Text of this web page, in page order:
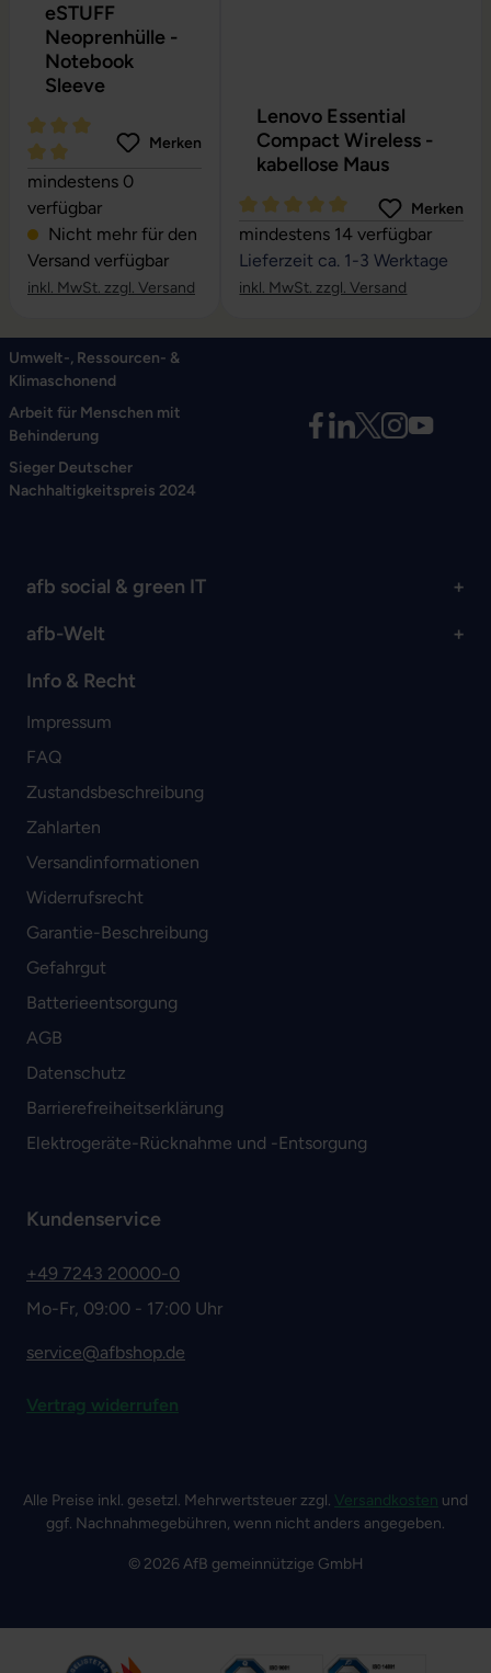
eSTUFF
Neoprenhülle -
Notebook
Sleeve
Durchschnittliche Bewertung von 5 von 5 Sternen
Merken
mindestens 0
verfügbar
Nicht mehr für den
Versand verfügbar
inkl. MwSt. zzgl. Versand
Lenovo Essential
Compact Wireless -
kabellose Maus
Durchschnittliche Bewertung
Merken
mindestens 14 verfügbar
Lieferzeit ca. 1-3 Werktage
inkl. MwSt. zzgl. Versand
Umwelt-, Ressourcen- &
Klimaschonend
Arbeit für Menschen mit
Behinderung
Sieger Deutscher
Nachhaltigkeitspreis 2024
afb social & green IT
afb-Welt
Info & Recht
Impressum
FAQ
Zustandsbeschreibung
Zahlarten
Versandinformationen
Widerrufsrecht
Garantie-Beschreibung
Gefahrgut
Batterieentsorgung
AGB
Datenschutz
Barrierefreiheitserklärung
Elektrogeräte-Rücknahme und -Entsorgung
Kundenservice
+49 7243 20000-0
Mo-Fr, 09:00 - 17:00 Uhr
service@afbshop.de
Vertrag widerrufen
Alle Preise inkl. gesetzl. Mehrwertsteuer zzgl. Versandkosten und
ggf. Nachnahmegebühren, wenn nicht anders angegeben.
© 2026 AfB gemeinnützige GmbH